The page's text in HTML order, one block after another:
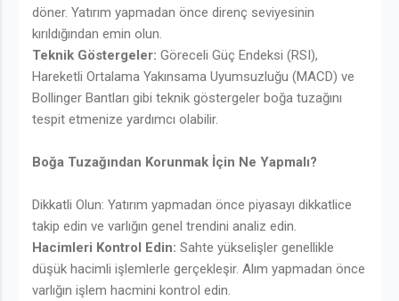
döner. Yatırım yapmadan önce direnç seviyesinin
kırıldığından emin olun.
Teknik Göstergeler: Göreceli Güç Endeksi (RSI),
Hareketli Ortalama Yakınsama Uyumsuzluğu (MACD) ve
Bollinger Bantları gibi teknik göstergeler boğa tuzağını
tespit etmenize yardımcı olabilir.
Boğa Tuzağından Korunmak İçin Ne Yapmalı?
Dikkatli Olun: Yatırım yapmadan önce piyasayı dikkatlice
takip edin ve varlığın genel trendini analiz edin.
Hacimleri Kontrol Edin: Sahte yükselişler genellikle
düşük hacimli işlemlerle gerçekleşir. Alım yapmadan önce
varlığın işlem hacmini kontrol edin.